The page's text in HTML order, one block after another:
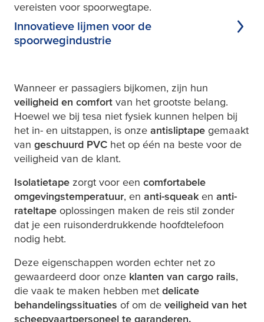
vereisten voor spoorwegtape.
Innovatieve lijmen voor de
spoorwegindustrie
Wanneer er passagiers bijkomen, zijn hun
veiligheid en comfort van het grootste belang.
Hoewel we bij tesa niet fysiek kunnen helpen bij
het in- en uitstappen, is onze antisliptape gemaakt
van geschuurd PVC het op één na beste voor de
veiligheid van de klant.
Isolatietape zorgt voor een comfortabele
omgevingstemperatuur, en anti-squeak en anti-
rateltape oplossingen maken de reis stil zonder
dat je een ruisonderdrukkende hoofdtelefoon
nodig hebt.
Deze eigenschappen worden echter net zo
gewaardeerd door onze klanten van cargo rails,
die vaak te maken hebben met delicate
behandelingssituaties of om de veiligheid van het
scheepvaartpersoneel te garanderen.